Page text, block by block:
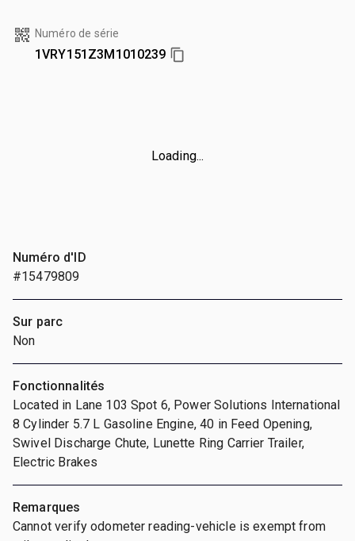
Numéro de série
1VRY151Z3M1010239
Loading...
Numéro d'ID
#15479809
Sur parc
Non
Fonctionnalités
Located in Lane 103 Spot 6, Power Solutions International
8 Cylinder 5.7 L Gasoline Engine, 40 in Feed Opening,
Swivel Discharge Chute, Lunette Ring Carrier Trailer,
Electric Brakes
Remarques
Cannot verify odometer reading-vehicle is exempt from